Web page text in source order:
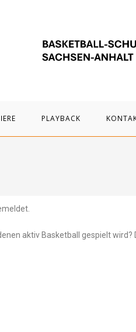
PLAYBACK
aktiv Basketball gespielt